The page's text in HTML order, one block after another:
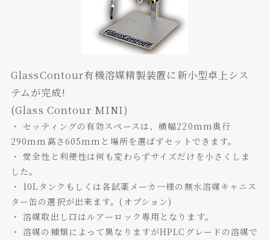
GlassContour有機溶媒精製装置に新小型卓上シス
テムが完成!
(Glass Contour MINI)
・ セッティングの有効スペースは、横幅220mm奥行
290mm高さ605mmと場所を選ばずセットできます。
・ 安全性と利便性は何も変わらずサイズだけを小さくしま
した。
・ 10Lタンクもしくは各試薬メーカ一様の無水溶媒キャニス
ター缶の選択が出来ます。(オプション)
・ 溶媒取出し口はルアーロック専用となります。
・ 溶媒の種類によって異なりますがHPLCグレードの溶媒で